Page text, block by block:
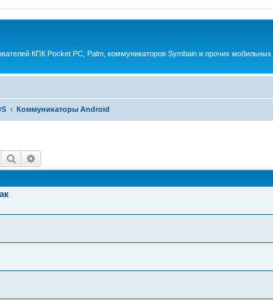
КПК Pocket PC, Palm, коммуникаторов Symbain и прочих мобильных
Коммуникаторы Android
Поиск